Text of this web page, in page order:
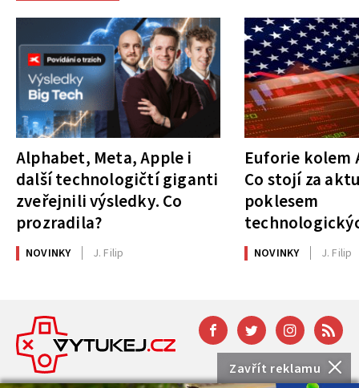
Zavřít reklamu
Alphabet, Meta, Apple i
další technologičtí giganti
zveřejnili výsledky. Co
prozradila?
NOVINKY J. Filip
Euforie kolem
Co stojí za
poklesem
NOVINKY J. Filip